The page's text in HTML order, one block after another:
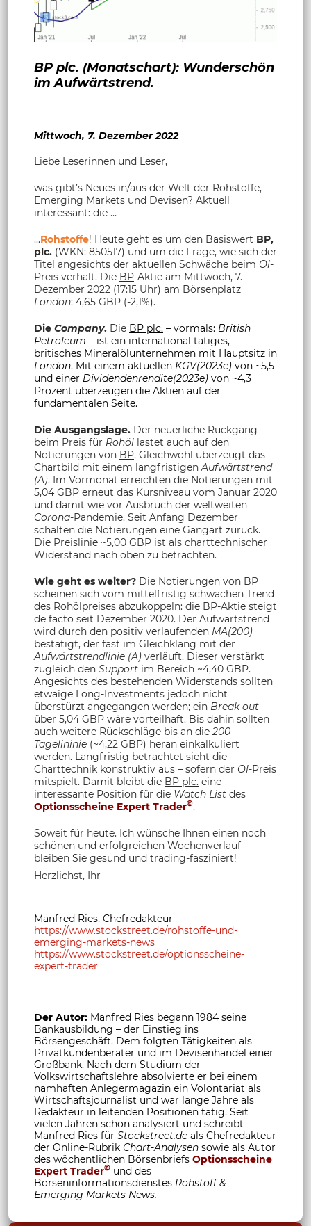
BP plc. (Monatschart): Wunderschön
im Aufwärtstrend.
Mittwoch, 7. Dezember 2022
Liebe Leserinnen und Leser,
was gibt’s Neues in/aus der Welt der Rohstoffe,
Emerging Markets und Devisen? Aktuell
interessant: die …
...Rohstoffe! Heute geht es um den Basiswert BP,
plc. (WKN: 850517) und um die Frage, wie sich der
Titel angesichts der aktuellen Schwäche beim Öl-
Preis verhält. Die BP-Aktie am Mittwoch, 7.
Dezember 2022 (17:15 Uhr) am Börsenplatz
London: 4,65 GBP (-2,1%).
Die Company. Die BP plc. – vormals: British
Petroleum – ist ein international tätiges,
britisches Mineralölunternehmen mit Hauptsitz in
London. Mit einem aktuellen KGV(2023e) von ~5,5
und einer Dividendenrendite(2023e) von ~4,3
Prozent überzeugen die Aktien auf der
fundamentalen Seite.
Die Ausgangslage. Der neuerliche Rückgang
beim Preis für Rohöl lastet auch auf den
Notierungen von BP. Gleichwohl überzeugt das
Chartbild mit einem langfristigen Aufwärtstrend
(A). Im Vormonat erreichten die Notierungen mit
5,04 GBP erneut das Kursniveau vom Januar 2020
und damit wie vor Ausbruch der weltweiten
Corona-Pandemie. Seit Anfang Dezember
schalten die Notierungen eine Gangart zurück.
Die Preislinie ~5,00 GBP ist als charttechnischer
Widerstand nach oben zu betrachten.
Wie geht es weiter? Die Notierungen von BP
scheinen sich vom mittelfristig schwachen Trend
des Rohölpreises abzukoppeln: die BP-Aktie steigt
de facto seit Dezember 2020. Der Aufwärtstrend
wird durch den positiv verlaufenden MA(200)
bestätigt, der fast im Gleichklang mit der
Aufwärtstrendlinie (A) verläuft. Dieser verstärkt
zugleich den Support im Bereich ~4,40 GBP.
Angesichts des bestehenden Widerstands sollten
etwaige Long-Investments jedoch nicht
überstürzt angegangen werden; ein Break out
über 5,04 GBP wäre vorteilhaft. Bis dahin sollten
auch weitere Rückschläge bis an die 200-
Tagelininie (~4,22 GBP) heran einkalkuliert
werden. Langfristig betrachtet sieht die
Charttechnik konstruktiv aus – sofern der Öl-Preis
mitspielt. Damit bleibt die BP plc. eine
interessante Position für die Watch List des
Optionsscheine Expert Trader©.
Soweit für heute. Ich wünsche Ihnen einen noch
schönen und erfolgreichen Wochenverlauf –
bleiben Sie gesund und trading-fasziniert!
Herzlichst, Ihr
Manfred Ries, Chefredakteur
https://www.stockstreet.de/rohstoffe-und-
emerging-markets-news
https://www.stockstreet.de/optionsscheine-
expert-trader
---
Der Autor: Manfred Ries begann 1984 seine
Bankausbildung – der Einstieg ins
Börsengeschäft. Dem folgten Tätigkeiten als
Privatkundenberater und im Devisenhandel einer
Großbank. Nach dem Studium der
Volkswirtschaftslehre absolvierte er bei einem
namhaften Anlegermagazin ein Volontariat als
Wirtschaftsjournalist und war lange Jahre als
Redakteur in leitenden Positionen tätig. Seit
vielen Jahren schon analysiert und schreibt
Manfred Ries für Stockstreet.de als Chefredakteur
der Online-Rubrik Chart-Analysen sowie als Autor
des wöchentlichen Börsenbriefs Optionsscheine
Expert Trader© und des
Börseninformationsdienstes Rohstoff &
Emerging Markets News.